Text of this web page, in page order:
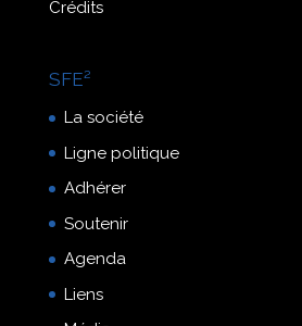
Crédits
SFE²
La société
Ligne politique
Adhérer
Soutenir
Agenda
Liens